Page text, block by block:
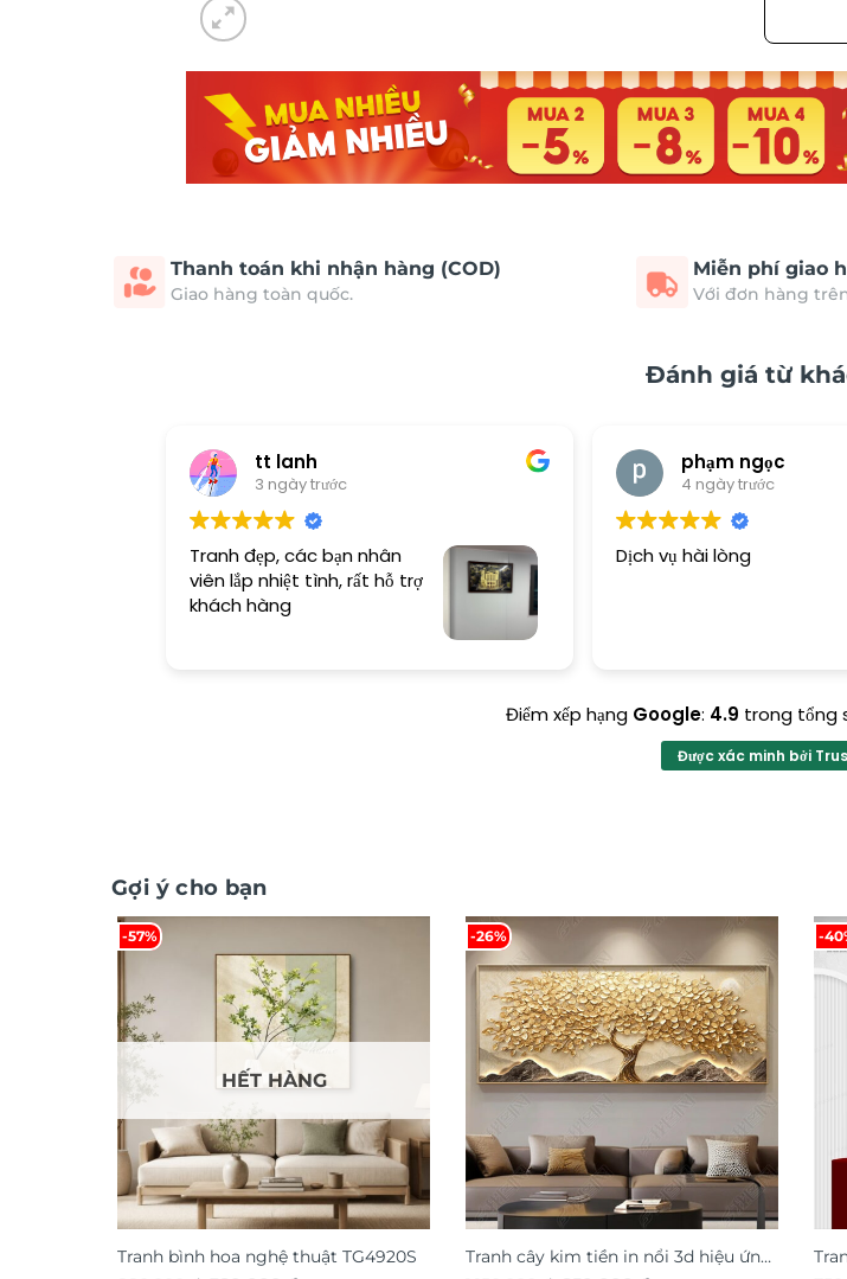
Thanh toán khi nhận hàng (COD)
Giao hàng toàn quốc.
Miễn phí giao
Với đơn hàng
Đánh giá từ
tt lanh
3 ngày trước
Tranh đẹp, các bạn nhân
viên lắp nhiệt tình, rất hỗ trợ
khách hàng
phạm ngọc
4 ngày trước
Dịch vụ hài lòng
Điểm xếp hạng Google: 4.9 trong tổng
Được xác minh bởi
Gợi ý cho bạn
-57%
HẾT HÀNG
Tranh bình hoa nghệ thuật TG4920S
-26%
Tranh cây kim tiền in nổi 3d hiệu ứng
-